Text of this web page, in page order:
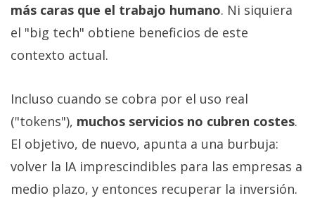
más caras que el trabajo humano. Ni siquiera
el "big tech" obtiene beneficios de este
contexto actual.
Incluso cuando se cobra por el uso real
("tokens"), muchos servicios no cubren costes.
El objetivo, de nuevo, apunta a una burbuja:
volver la IA imprescindibles para las empresas a
medio plazo, y entonces recuperar la inversión.